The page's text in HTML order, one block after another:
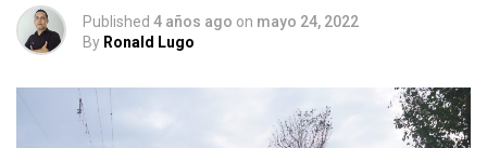
Published 4 años ago on mayo 24, 2022
By Ronald Lugo